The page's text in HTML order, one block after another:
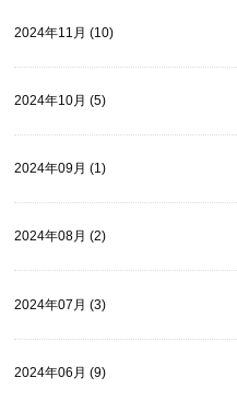
2024年11月 (10)
2024年10月 (5)
2024年09月 (1)
2024年08月 (2)
2024年07月 (3)
2024年06月 (9)